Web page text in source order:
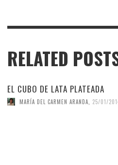
RELATED
EL CUBO DE LATA PLATEADA
MARÍA DEL CARMEN ARANDA 25/01/